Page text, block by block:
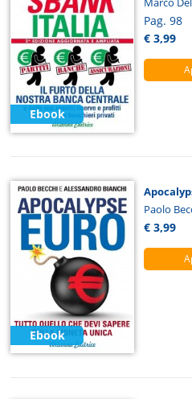
Ebook
Pag. 98
€ 3,99
Ebook
Paolo
€ 3,99